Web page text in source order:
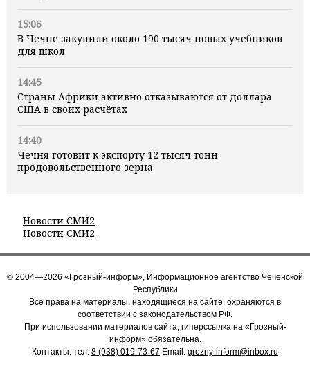
15:06
В Чечне закупили около 190 тысяч новых учебников
для школ
14:45
Страны Африки активно отказываются от доллара
США в своих расчётах
14:40
Чечня готовит к экспорту 12 тысяч тонн
продовольственного зерна
Новости СМИ2
Новости СМИ2
© 2004—2026 «Грозный-информ», Информационное агентство Чеченской
Республики
Все права на материалы, находящиеся на сайте, охраняются в
соответствии с законодательством РФ.
При использовании материалов сайта, гиперссылка на «Грозный-
информ» обязательна.
Контакты: тел: 8 (938) 019-73-67 Email: grozny-inform@inbox.ru